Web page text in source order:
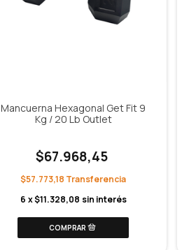
Mancuerna Hexagonal Get Fit 9
Kg / 20 Lb Outlet
$67.968,45
$57.773,18
6 x$11.328,08 sin interés